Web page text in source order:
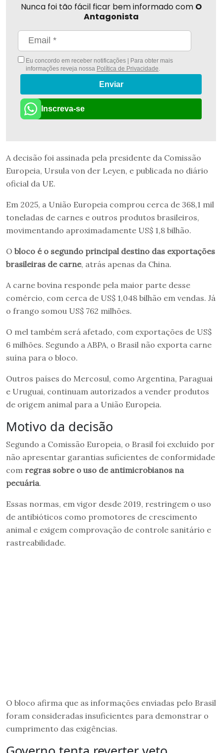
Nunca foi tão fácil ficar bem informado com O
Antagonista
Eu concordo em receber notificações | Para obter mais
informações reveja nossa Política de Privacidade
Enviar
Inscreva-se
A decisão foi assinada pela presidente da Comissão
Europeia, Ursula von der Leyen, e publicada no diário
oficial da UE.
Em 2025, a União Europeia comprou cerca de 368,1 mil
toneladas de carnes e outros produtos brasileiros,
movimentando aproximadamente US$ 1,8 bilhão.
O bloco é o segundo principal destino das exportações
brasileiras de carne, atrás apenas da China.
A carne bovina responde pela maior parte desse
comércio, com cerca de US$ 1,048 bilhão em vendas. Já
o frango somou US$ 762 milhões.
O mel também será afetado, com exportações de US$
6 milhões. Segundo a ABPA, o Brasil não exporta carne
suína para o bloco.
Outros países do Mercosul, como Argentina, Paraguai
e Uruguai, continuam autorizados a vender produtos
de origem animal para a União Europeia.
Motivo da decisão
Segundo a Comissão Europeia, o Brasil foi excluído por
não apresentar garantias suficientes de conformidade
com regras sobre o uso de antimicrobianos na
pecuária.
Essas normas, em vigor desde 2019, restringem o uso
de antibióticos como promotores de crescimento
animal e exigem comprovação de controle sanitário e
rastreabilidade.
O bloco afirma que as informações enviadas pelo Brasil
foram consideradas insuficientes para demonstrar o
cumprimento das exigências.